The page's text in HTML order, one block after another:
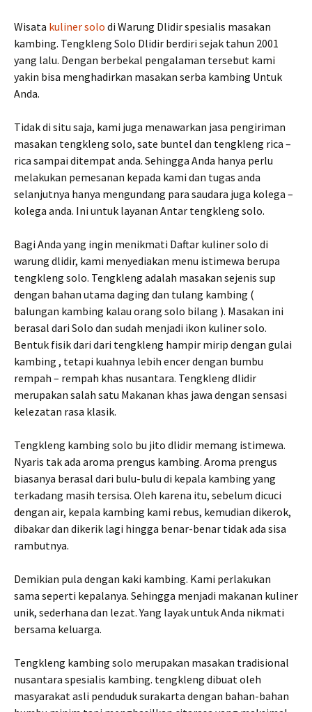
Wisata kuliner solo di Warung Dlidir spesialis masakan
kambing. Tengkleng Solo Dlidir berdiri sejak tahun 2001
yang lalu. Dengan berbekal pengalaman tersebut kami
yakin bisa menghadirkan masakan serba kambing Untuk
Anda.
Tidak di situ saja, kami juga menawarkan jasa pengiriman
masakan tengkleng solo, sate buntel dan tengkleng rica –
rica sampai ditempat anda. Sehingga Anda hanya perlu
melakukan pemesanan kepada kami dan tugas anda
selanjutnya hanya mengundang para saudara juga kolega –
kolega anda. Ini untuk layanan Antar tengkleng solo.
Bagi Anda yang ingin menikmati Daftar kuliner solo di
warung dlidir, kami menyediakan menu istimewa berupa
tengkleng solo. Tengkleng adalah masakan sejenis sup
dengan bahan utama daging dan tulang kambing (
balungan kambing kalau orang solo bilang ). Masakan ini
berasal dari Solo dan sudah menjadi ikon kuliner solo.
Bentuk fisik dari dari tengkleng hampir mirip dengan gulai
kambing , tetapi kuahnya lebih encer dengan bumbu
rempah – rempah khas nusantara. Tengkleng dlidir
merupakan salah satu Makanan khas jawa dengan sensasi
kelezatan rasa klasik.
Tengkleng kambing solo bu jito dlidir memang istimewa.
Nyaris tak ada aroma prengus kambing. Aroma prengus
biasanya berasal dari bulu-bulu di kepala kambing yang
terkadang masih tersisa. Oleh karena itu, sebelum dicuci
dengan air, kepala kambing kami rebus, kemudian dikerok,
dibakar dan dikerik lagi hingga benar-benar tidak ada sisa
rambutnya.
Demikian pula dengan kaki kambing. Kami perlakukan
sama seperti kepalanya. Sehingga menjadi makanan kuliner
unik, sederhana dan lezat. Yang layak untuk Anda nikmati
bersama keluarga.
Tengkleng kambing solo merupakan masakan tradisional
nusantara spesialis kambing. tengkleng dibuat oleh
masyarakat asli penduduk surakarta dengan bahan-bahan